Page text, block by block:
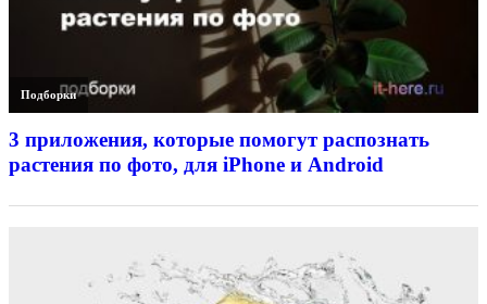
Подборки
3 приложения, которые помогут распознать
растения по фото, для iPhone и Android